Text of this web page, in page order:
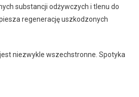
substancji odżywczych i tlenu do
regenerację uszkodzonych
niezwykle wszechstronne. Spotyka